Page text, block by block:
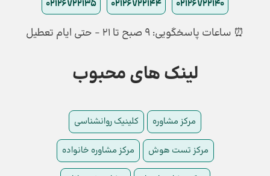
02126722140
02126722144
02126722135
⏰ ساعات پاسخگویی: ۹ صبح تا ۲۱ - حتی ایام تعطیل
لینک های محبوب
مرکز مشاوره کلینیک روانشناسی
مرکز تست هوش مرکز مشاوره خانواده